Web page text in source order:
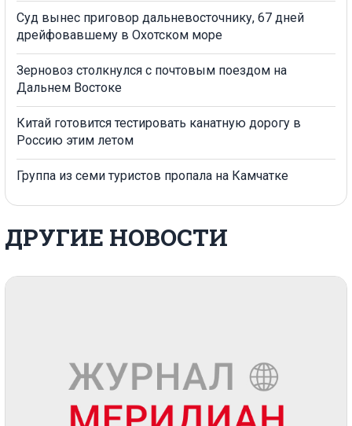
Суд вынес приговор дальневосточнику, 67 дней
дрейфовавшему в Охотском море
Зерновоз столкнулся с почтовым поездом на
Дальнем Востоке
Китай готовится тестировать канатную дорогу в
Россию этим летом
Группа из семи туристов пропала на Камчатке
ДРУГИЕ НОВОСТИ